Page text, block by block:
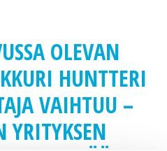
OLEVAN
HUNTTERI
VAIHTUU –
YRITYKSEN